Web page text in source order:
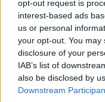
opt-out request is
interest-based ads
us or personal
your opt-out. You
disclosure of your
IAB’s list of
also be disclosed by
Downstream
spirulīna,” teic
Audzējot aļģes
iespējams
pat likt galdā
uzglabāt